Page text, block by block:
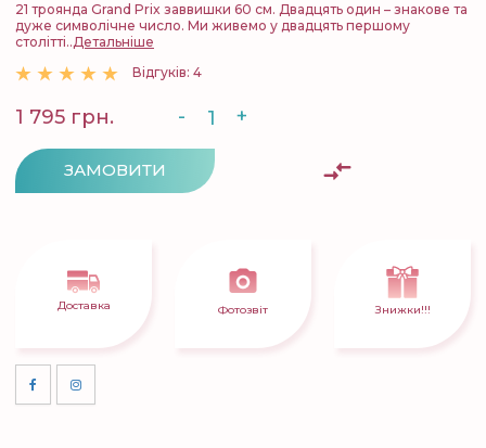
21 троянда Grand Prix заввишки 60 см. Двадцять один – знакове та
дуже символічне число. Ми живемо у двадцять першому
столітті..Детальніше
Відгуків: 4
1 795 грн. - +
ЗАМОВИТИ
Доставка Фотозвіт Знижки!!!